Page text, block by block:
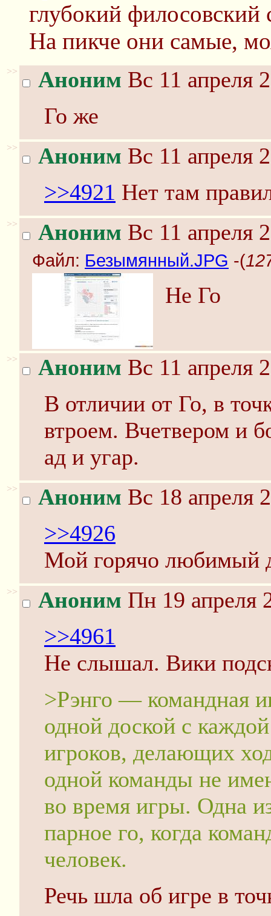
глубокий
На пикче они самые,
>> Аноним Вс 11 апреля
Го же
>> Аноним Вс 11 апреля
>>4921 Нет там
>> Аноним Вс 11 апреля
Файл: Безымянный.JPG -(
Не Го
>> Аноним Вс 11 апреля
В отличии от Го, в
втроем. Вчетвером и
ад и угар.
>> Аноним Вс 18 апреля
>>4926
Мой горячо любимый
>> Аноним Пн 19 апреля
>>4961
Не слышал. Вики
>Рэнго — командная
одной доской с
игроков, делающих
одной команды не
во время игры. Одна
парное го, когда
человек.
Речь шла об игре в